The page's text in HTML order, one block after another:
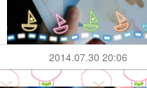
2014.07.30 20:06